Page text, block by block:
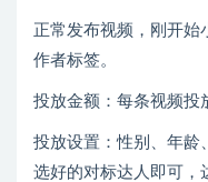
正常发布视频，刚开始
作者标签。
投放金额：每条视频投
投放设置：性别、年龄
选好的对标达人即可，